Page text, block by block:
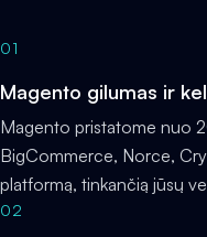
01
Magento gilumas ir
Magento pristatome nuo
BigCommerce, Norce,
platformą, tinkančią jūsų
02